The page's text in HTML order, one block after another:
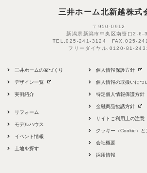
三井ホーム北新越株式
〒950-0912
新潟県新潟市中央区南笹口2-6-
TEL.025-241-3124 FAX.025-
フリーダイヤル. 0120-81-
三井ホームの家づくり
デザイン一覧
実例紹介
リフォーム
モデルハウス
イベント情報
土地を探す
個人情報保護方針
個人情報の取扱いにつ
特定個人情報保護方針
金融商品勧誘方針
サイトご利用上の注意
クッキー（Cookie）
会社概要
採用情報